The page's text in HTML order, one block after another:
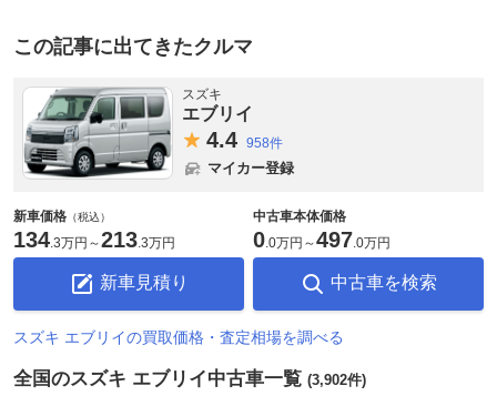
この記事に出てきたクルマ
スズキ
エブリイ
4.4 958件
マイカー登録
新車価格 （税込）
134.3万円 ～213.3万円
新車見積り
中古車本体価格
0.0万円 ～497.0万円
中古車を検索
スズキ エブリイの買取価格・査定相場を調べる
全国のスズキ エブリイ中古車一覧 (3,902件)